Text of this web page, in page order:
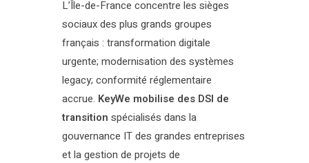
L’Île-de-France concentre les sièges
sociaux des plus grands groupes
français : transformation digitale
urgente; modernisation des systèmes
legacy; conformité réglementaire
accrue. KeyWe mobilise des DSI de
transition spécialisés dans la
gouvernance IT des grandes entreprises
et la gestion de projets de